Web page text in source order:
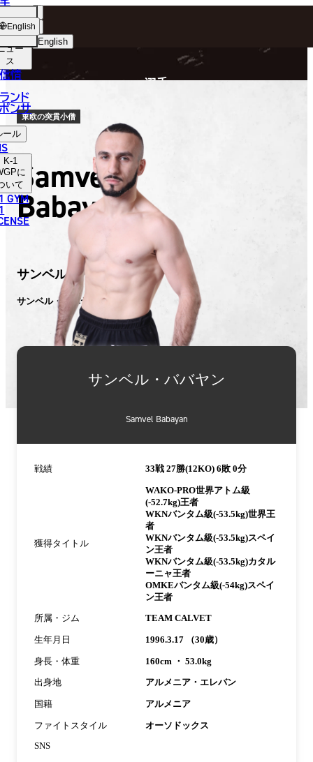
English
中文（简体）
中文（繁體）
ไทย
العربية
ョッ
プ
ュー
ス
情
ンド
ンサ
ール
K-1
に
いて
GYM
English
選手
東欧の突貫小僧
Samvel
Babayan
サンベル・ババヤン
サンベル・ババヤン
サンベル・ババヤン
Samvel Babayan
戦績 33戦 27勝(12KO) 6敗 0分
獲得タイトル
WAKO-PRO世界アトム級
(-52.7kg)王者
WKNバンタム級(-53.5kg)世界王
者
WKNバンタム級(-53.5kg)スペイ
ン王者
WKNバンタム級(-53.5kg)カタル
ーニャ王者
OMKEバンタム級(-54kg)スペイ
ン王者
所属・ジム TEAM CALVET
生年月日 1996.3.17 （30歳）
身長・体重 160cm ・ 53.0kg
出身地 アルメニア・エレバン
国籍 アルメニア
ファイトスタイル オーソドックス
SNS